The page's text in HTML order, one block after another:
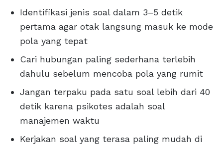
Identifikasi jenis soal dalam 3–5 detik
pertama agar otak langsung masuk ke mode
pola yang tepat
Cari hubungan paling sederhana terlebih
dahulu sebelum mencoba pola yang rumit
Jangan terpaku pada satu soal lebih dari 40
detik karena psikotes adalah soal
manajemen waktu
Kerjakan soal yang terasa paling mudah di